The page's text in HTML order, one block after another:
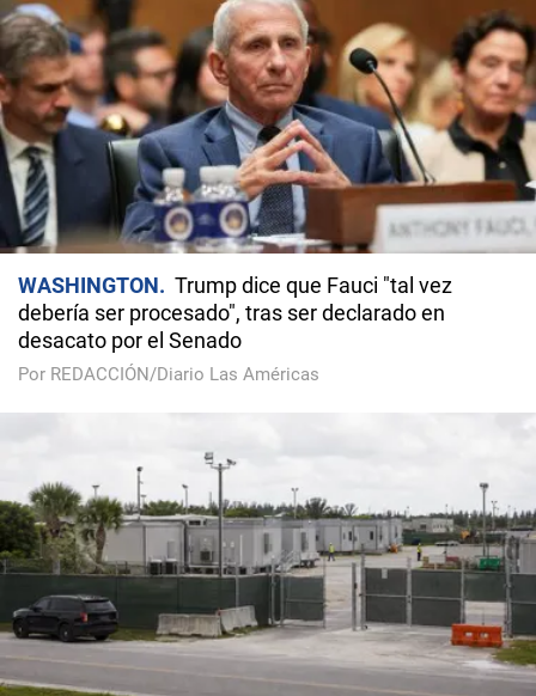
WASHINGTON
Trump dice que Fauci "tal vez
debería ser procesado", tras ser declarado en
desacato por el Senado
Por REDACCIÓN/Diario Las Américas